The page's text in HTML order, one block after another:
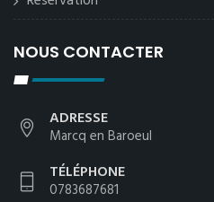
NOUS CONTACTER
ADRESSE
Marcq en Baroeul
TÉLÉPHONE
0783687681